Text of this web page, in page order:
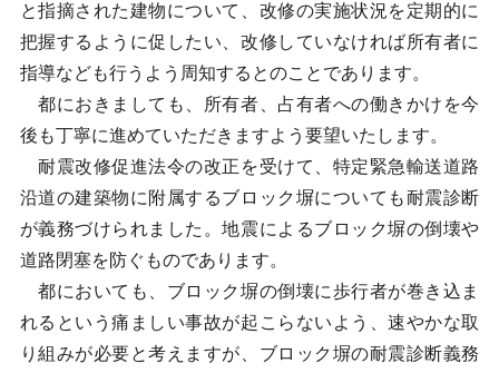
と指摘された建物について、改修の実施状況を定期的に
把握するように促したい、改修していなければ所有者に
指導なども行うよう周知するとのことであります。
都におきましても、所有者、占有者への働きかけを今
後も丁寧に進めていただきますよう要望いたします。
耐震改修促進法令の改正を受けて、特定緊急輸送道路
沿道の建築物に附属するブロック塀についても耐震診断
が義務づけられました。地震によるブロック塀の倒壊や
道路閉塞を防ぐものであります。
都においても、ブロック塀の倒壊に歩行者が巻き込ま
れるという痛ましい事故が起こらないよう、速やかな取
り組みが必要と考えますが、ブロック塀の耐震診断義務